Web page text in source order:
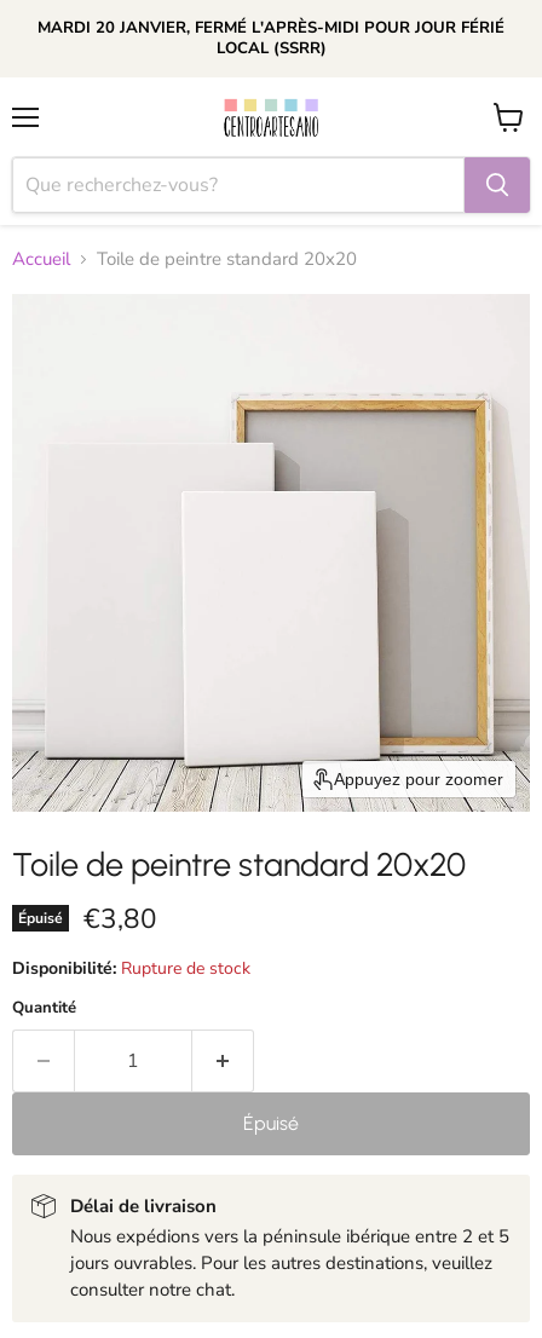
MARDI 20 JANVIER, FERMÉ L'APRÈS-MIDI POUR JOUR FÉRIÉ
LOCAL (SSRR)
Voir
le
panier
Accueil Toile de peintre standard 20x20
Appuyez pour zoomer
Toile de peintre standard 20x20
Épuisé Prix actuel
€3,80
Disponibilité: Rupture de stock
Quantité
Épuisé
Délai de livraison
Nous expédions vers la péninsule ibérique entre 2 et 5
jours ouvrables. Pour les autres destinations, veuillez
consulter notre chat.